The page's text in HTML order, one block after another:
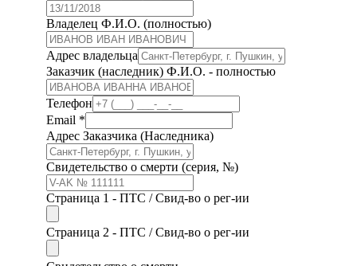
Владелец Ф.И.О. (полностью)
Адрес владельца
Заказчик (наследник) Ф.И.О. - полностью
Телефон
Email *
Адрес Заказчика (Наследника)
Свидетельство о смерти (серия, №)
Страница 1 - ПТС / Свид-во о рег-ии
Страница 2 - ПТС / Свид-во о рег-ии